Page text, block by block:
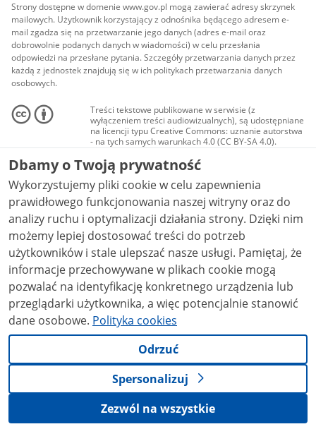
Strony dostępne w domenie www.gov.pl mogą zawierać adresy skrzynek
mailowych. Użytkownik korzystający z odnośnika będącego adresem e-
mail zgadza się na przetwarzanie jego danych (adres e-mail oraz
dobrowolnie podanych danych w wiadomości) w celu przesłania
odpowiedzi na przesłane pytania. Szczegóły przetwarzania danych przez
każdą z jednostek znajdują się w ich politykach przetwarzania danych
osobowych.
Treści tekstowe publikowane w serwisie (z
wyłączeniem treści audiowizualnych), są udostępniane
na licencji typu Creative Commons: uznanie autorstwa
- na tych samych warunkach 4.0 (CC BY-SA 4.0).
Materiały audiowizualne, w tym zdjęcia, materiały
audio i wideo, są udostępniane na licencji typu
Creative Commons: uznanie autorstwa użycie
niekomercyjne - bez utworów zależnych 4.0 (CC BY-
NC-ND 4.0), o ile nie jest to stwierdzone inaczej.
Dbamy o Twoją prywatność
Wykorzystujemy pliki cookie w celu zapewnienia
prawidłowego funkcjonowania naszej witryny oraz do
analizy ruchu i optymalizacji działania strony. Dzięki nim
możemy lepiej dostosować treści do potrzeb
użytkowników i stale ulepszać nasze usługi. Pamiętaj, że
informacje przechowywane w plikach cookie mogą
pozwalać na identyfikację konkretnego urządzenia lub
przeglądarki użytkownika, a więc potencjalnie stanowić
dane osobowe. Polityka cookies
Odrzuć
Spersonalizuj
Zezwól na wszystkie